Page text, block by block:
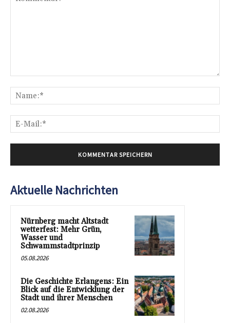
Aktuelle Nachrichten
Nürnberg macht Altstadt
wetterfest: Mehr Grün,
Wasser und
Schwammstadtprinzip
05.08.2026
Die Geschichte Erlangens: Ein
Blick auf die Entwicklung der
Stadt und ihrer Menschen
02.08.2026